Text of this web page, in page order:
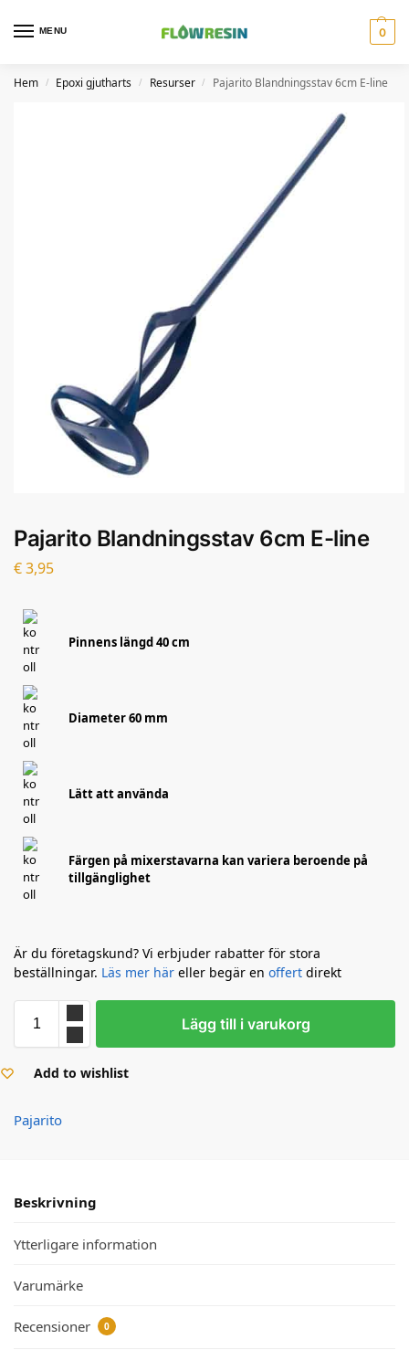
MENU 0
Hem / Epoxi gjutharts / Resurser / Pajarito Blandningsstav 6cm E-line
Pajarito Blandningsstav 6cm E-line
€3,95
Pinnens längd 40 cm
Diameter 60 mm
Lätt att använda
Färgen på mixerstavarna kan variera beroende på
tillgänglighet
Är du företagskund? Vi erbjuder rabatter för stora
beställningar. Läs mer här eller begär en offert direkt
Lägg till i varukorg
Add to wishlist
Pajarito
Beskrivning
Ytterligare information
Varumärke
Recensioner 0